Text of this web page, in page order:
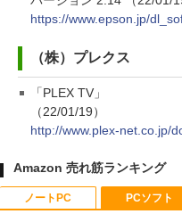
https://www.epson.jp/
（株）プレクス
「PLEX TV」
（22/01/19）
http://www.plex-net.co.jp/
Amazon 売れ筋ランキング
ノートPC PCソフト